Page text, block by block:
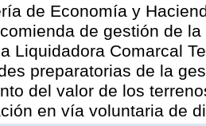
de Economía y
de gestión de
Liquidadora Comarcal
preparatorias de la
del valor de los
en vía voluntaria de